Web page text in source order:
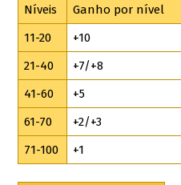
Níveis
Ganho por nível
11-20
+10
21-40
+7/+8
41-60
+5
61-70
+2/+3
71-100
+1